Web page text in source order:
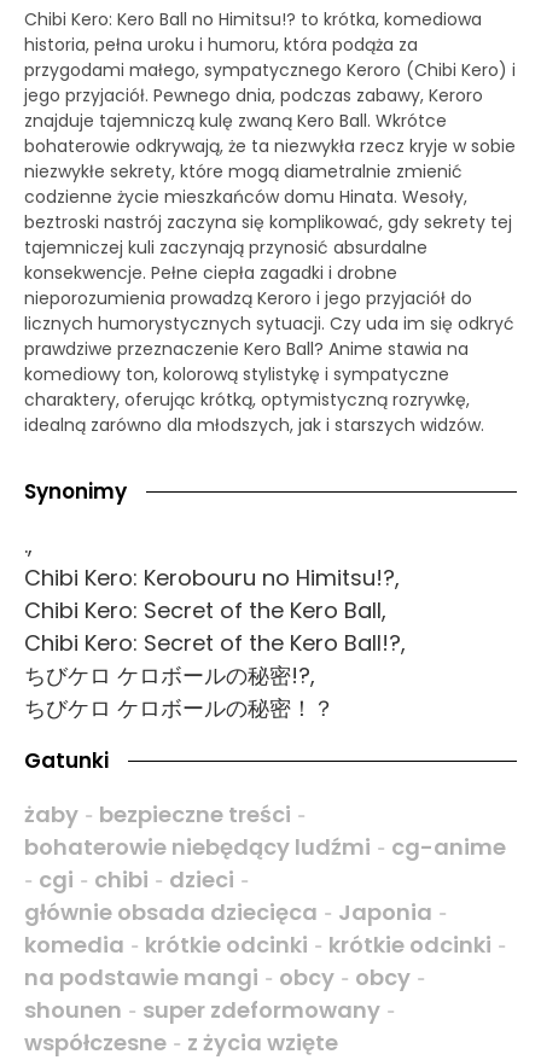
Chibi Kero: Kero Ball no Himitsu!? to krótka, komediowa
historia, pełna uroku i humoru, która podąża za
przygodami małego, sympatycznego Keroro (Chibi Kero) i
jego przyjaciół. Pewnego dnia, podczas zabawy, Keroro
znajduje tajemniczą kulę zwaną Kero Ball. Wkrótce
bohaterowie odkrywają, że ta niezwykła rzecz kryje w sobie
niezwykłe sekrety, które mogą diametralnie zmienić
codzienne życie mieszkańców domu Hinata. Wesoły,
beztroski nastrój zaczyna się komplikować, gdy sekrety tej
tajemniczej kuli zaczynają przynosić absurdalne
konsekwencje. Pełne ciepła zagadki i drobne
nieporozumienia prowadzą Keroro i jego przyjaciół do
licznych humorystycznych sytuacji. Czy uda im się odkryć
prawdziwe przeznaczenie Kero Ball? Anime stawia na
komediowy ton, kolorową stylistykę i sympatyczne
charaktery, oferując krótką, optymistyczną rozrywkę,
idealną zarówno dla młodszych, jak i starszych widzów.
Synonimy
.,
Chibi Kero: Kerobouru no Himitsu!?,
Chibi Kero: Secret of the Kero Ball,
Chibi Kero: Secret of the Kero Ball!?,
ちびケロ ケロボールの秘密!?,
ちびケロ ケロボールの秘密！？
Gatunki
żaby - bezpieczne treści -
bohaterowie niebędący ludźmi - cg-anime
- cgi - chibi - dzieci -
głównie obsada dziecięca - Japonia -
komedia - krótkie odcinki - krótkie odcinki -
na podstawie mangi - obcy - obcy -
shounen - super zdeformowany -
współczesne - z życia wzięte